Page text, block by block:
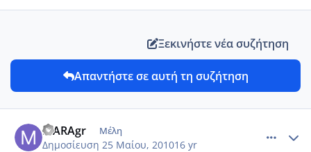
Ξεκινήστε νέα συζήτηση
Απαντήστε σε αυτή τη συζήτηση
MARAgr Μέλη
Δημοσίευση 25 Μαίου, 201016 yr